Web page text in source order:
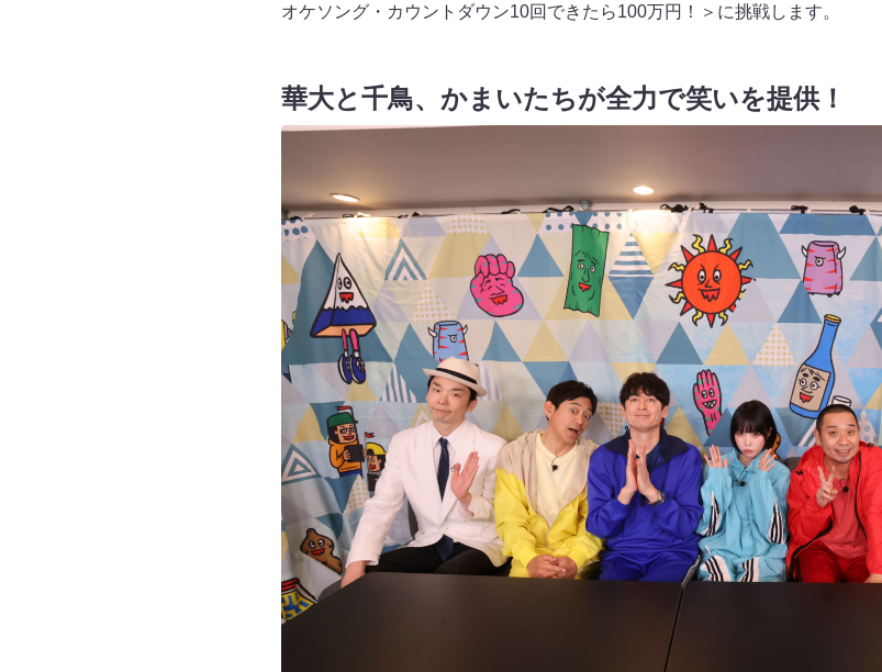
オケソング・カウントダウン10回できたら100万円！＞に挑戦します。
華大と千鳥、かまいたちが全力で笑いを提供！